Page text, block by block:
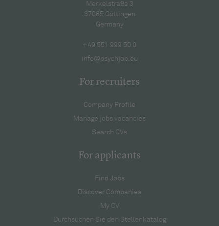
Merkelstraße 3
37085 Göttingen
Germany
+49 551 999 50 0
info@psychjob.eu
For recruiters
Company Profile
Manage jobs vacancies
Search CVs
For applicants
Find Jobs
Discover Companies
My CV
Durchsuchen Sie den Stellenkatalog